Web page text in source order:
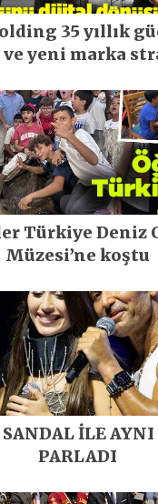
35 yıllık
ve yeni marka
Türkiye Deniz
Müzesi’ne koştu
İLE AYNI
PARLADI